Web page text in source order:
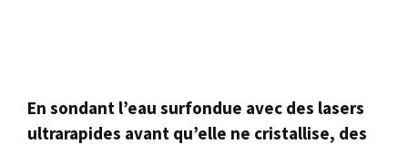
En sondant l’eau surfondue avec des lasers
ultrarapides avant qu’elle ne cristallise, des